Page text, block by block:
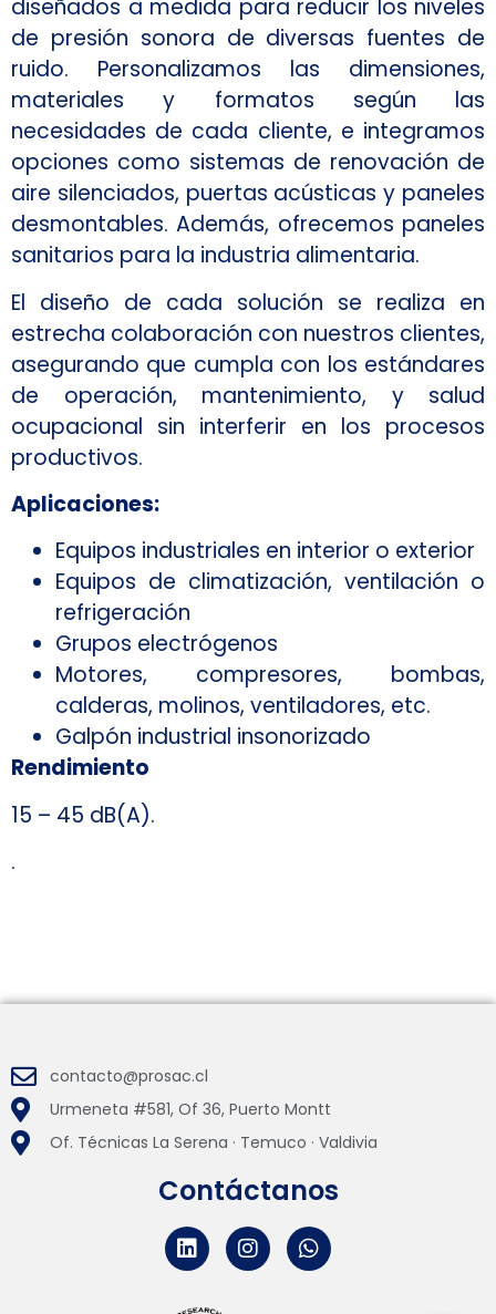
diseñados a medida para reducir los niveles
de presión sonora de diversas fuentes de
ruido. Personalizamos las dimensiones,
materiales y formatos según las
necesidades de cada cliente, e integramos
opciones como sistemas de renovación de
aire silenciados, puertas acústicas y paneles
desmontables. Además, ofrecemos paneles
sanitarios para la industria alimentaria.
El diseño de cada solución se realiza en
estrecha colaboración con nuestros clientes,
asegurando que cumpla con los estándares
de operación, mantenimiento, y salud
ocupacional sin interferir en los procesos
productivos.
Aplicaciones:
Equipos industriales en interior o exterior
Equipos de climatización, ventilación o
refrigeración
Grupos electrógenos
Motores, compresores, bombas,
calderas, molinos, ventiladores, etc.
Galpón industrial insonorizado
Rendimiento
15 – 45 dB(A).
.
contacto@prosac.cl
Urmeneta #581, Of 36, Puerto Montt
Of. Técnicas La Serena · Temuco · Valdivia
Contáctanos